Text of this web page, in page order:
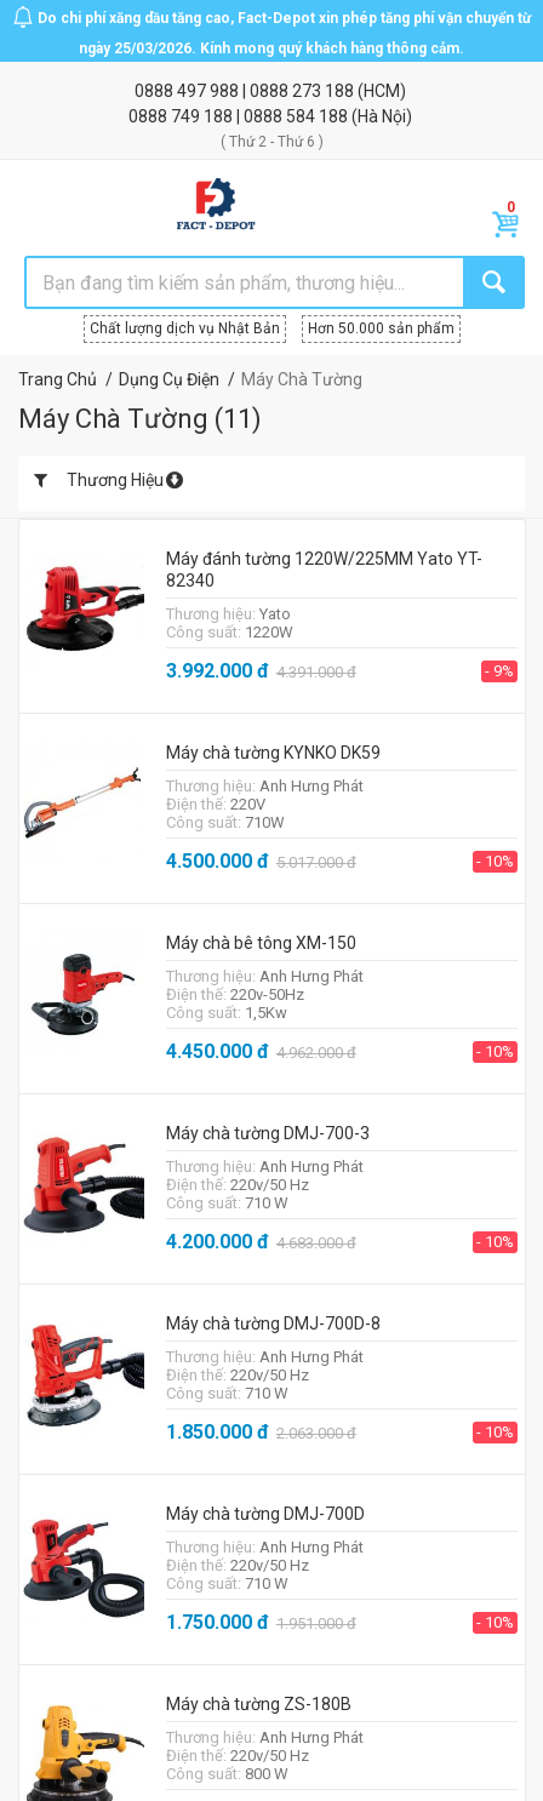
Do chi phí xăng dầu tăng cao, Fact-Depot xin phép tăng phí vận chuyển từ
ngày 25/03/2026. Kính mong quý khách hàng thông cảm.
0888 497 988 0888 273 188 (HCM)
0888 749 188
0888 584 188 (Hà Nội)
( Thứ 2 - Thứ 6 )
Chất lượng dịch vụ Nhật Bản Hơn 50.000 sản phẩm
Trang Chủ Dụng Cụ Điện Máy Chà Tường
Máy Chà Tường (11)
Thương Hiệu
Máy đánh tường 1220W/225MM Yato YT-
82340
Thương hiệu: Yato
Công suất: 1220W
3.992.000đ 4.391.000đ - 9%
Máy chà tường KYNKO DK59
Thương hiệu: Anh Hưng Phát
Điện thế: 220V
Công suất: 710W
4.500.000đ 5.017.000đ - 10%
Máy chà bê tông XM-150
Thương hiệu: Anh Hưng Phát
Điện thế: 220v-50Hz
Công suất: 1,5Kw
4.450.000đ 4.962.000đ - 10%
Máy chà tường DMJ-700-3
Thương hiệu: Anh Hưng Phát
Điện thế: 220v/50 Hz
Công suất: 710 W
4.200.000đ 4.683.000đ - 10%
Máy chà tường DMJ-700D-8
Thương hiệu: Anh Hưng Phát
Điện thế: 220v/50 Hz
Công suất: 710 W
1.850.000đ 2.063.000đ - 10%
Máy chà tường DMJ-700D
Thương hiệu: Anh Hưng Phát
Điện thế: 220v/50 Hz
Công suất: 710 W
1.750.000đ 1.951.000đ - 10%
Máy chà tường ZS-180B
Thương hiệu: Anh Hưng Phát
Điện thế: 220v/50 Hz
Công suất: 800 W